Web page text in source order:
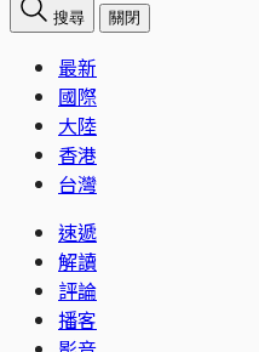
搜尋 關閉
最新
國際
大陸
香港
台灣
速遞
解讀
評論
播客